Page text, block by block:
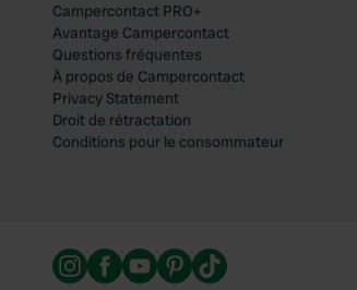
Campercontact PRO+
Avantage Campercontact
Questions fréquentes
À propos de Campercontact
Privacy Statement
Droit de rétractation
Conditions pour le consommateur